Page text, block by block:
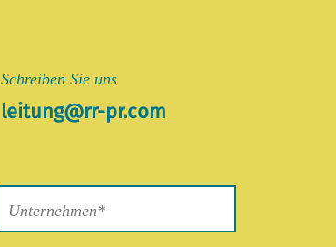
Schreiben Sie uns
leitung@rr-pr.com